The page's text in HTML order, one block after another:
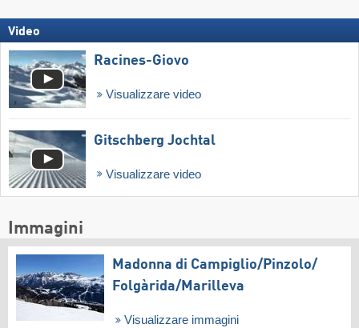
Video
Racines-Giovo
Visualizzare video
Gitschberg Jochtal
Visualizzare video
Immagini
Madonna di Campiglio/​Pinzolo/​
Folgàrida/​Marilleva
Visualizzare immagini